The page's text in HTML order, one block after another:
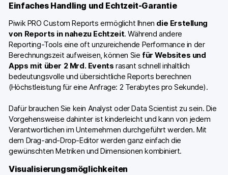
Einfaches Handling und Echtzeit-Garantie
Piwik PRO Custom Reports ermöglicht Ihnen die Erstellung
von Reports in nahezu Echtzeit. Während andere
Reporting-Tools eine oft unzureichende Performance in der
Berechnungszeit aufweisen, können Sie für Websites und
Apps mit über 2 Mrd. Events rasant schnell inhaltlich
bedeutungsvolle und übersichtliche Reports berechnen
(Höchstleistung für eine Anfrage: 2 Terabytes pro Sekunde).
Dafür brauchen Sie kein Analyst oder Data Scientist zu sein. Die
Vorgehensweise dahinter ist kinderleicht und kann von jedem
Verantwortlichen im Unternehmen durchgeführt werden. Mit
dem Drag-and-Drop-Editor werden ganz einfach die
gewünschten Metriken und Dimensionen kombiniert.
Visualisierungsmöglichkeiten